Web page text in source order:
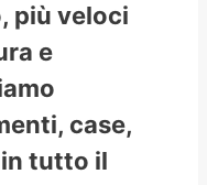
più veloci
e
case,
tutto il